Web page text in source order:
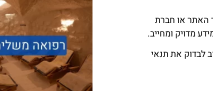
האתר או חברת
מדויק ומחייב.
לבדוק את תנאי